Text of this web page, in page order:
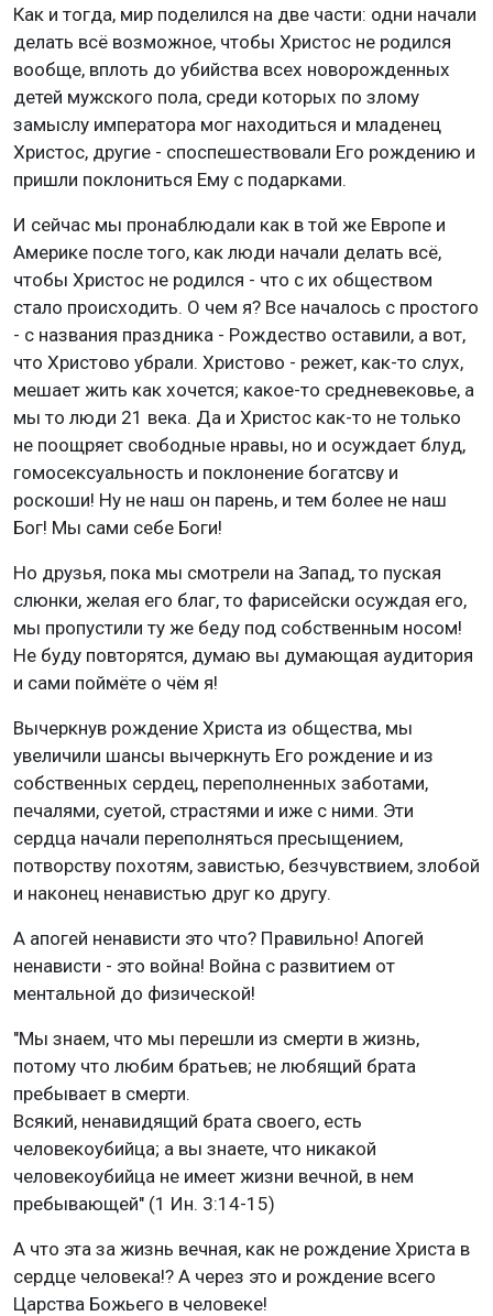
Как и тогда, мир поделился на две части: одни начали
делать всё возможное, чтобы Христос не родился
вообще, вплоть до убийства всех новорожденных
детей мужского пола, среди которых по злому
замыслу императора мог находиться и младенец
Христос, другие - споспешествовали Его рождению и
пришли поклониться Ему с подарками.
И сейчас мы пронаблюдали как в той же Европе и
Америке после того, как люди начали делать всё,
чтобы Христос не родился - что с их обществом
стало происходить. О чем я? Все началось с простого
- с названия праздника - Рождество оставили, а вот,
что Христово убрали. Христово - режет, как-то слух,
мешает жить как хочется; какое-то средневековье, а
мы то люди 21 века. Да и Христос как-то не только
не поощряет свободные нравы, но и осуждает блуд,
гомосексуальность и поклонение богатсву и
роскоши! Ну не наш он парень, и тем более не наш
Бог! Мы сами себе Боги!
Но друзья, пока мы смотрели на Запад, то пуская
слюнки, желая его благ, то фарисейски осуждая его,
мы пропустили ту же беду под собственным носом!
Не буду повторятся, думаю вы думающая аудитория
и сами поймёте о чём я!
Вычеркнув рождение Христа из общества, мы
увеличили шансы вычеркнуть Его рождение и из
собственных сердец, переполненных заботами,
печалями, суетой, страстями и иже с ними. Эти
сердца начали переполняться пресыщением,
потворству похотям, завистью, безчувствием, злобой
и наконец ненавистью друг ко другу.
А апогей ненависти это что? Правильно! Апогей
ненависти - это война! Война с развитием от
ментальной до физической!
"Мы знаем, что мы перешли из смерти в жизнь,
потому что любим братьев; не любящий брата
пребывает в смерти.
Всякий, ненавидящий брата своего, есть
человекоубийца; а вы знаете, что никакой
человекоубийца не имеет жизни вечной, в нем
пребывающей" (1 Ин. 3:14-15)
А что эта за жизнь вечная, как не рождение Христа в
сердце человека!? А через это и рождение всего
Царства Божьего в человеке!